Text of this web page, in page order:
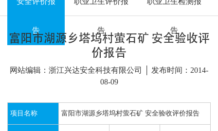
告 告 告
富阳市湖源乡塔坞村萤石矿 安全验收评
价报告
网站编辑：浙江兴达安全科技有限公司 │ 发布时间：2014-
08-09
项目名称 富阳市湖源乡塔坞村萤石矿 安全验收评价报告